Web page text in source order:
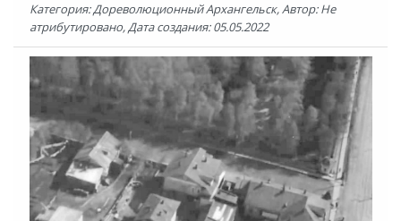
Категория: Дореволюционный Архангельск, Автор: Не
атрибутировано, Дата создания: 05.05.2022